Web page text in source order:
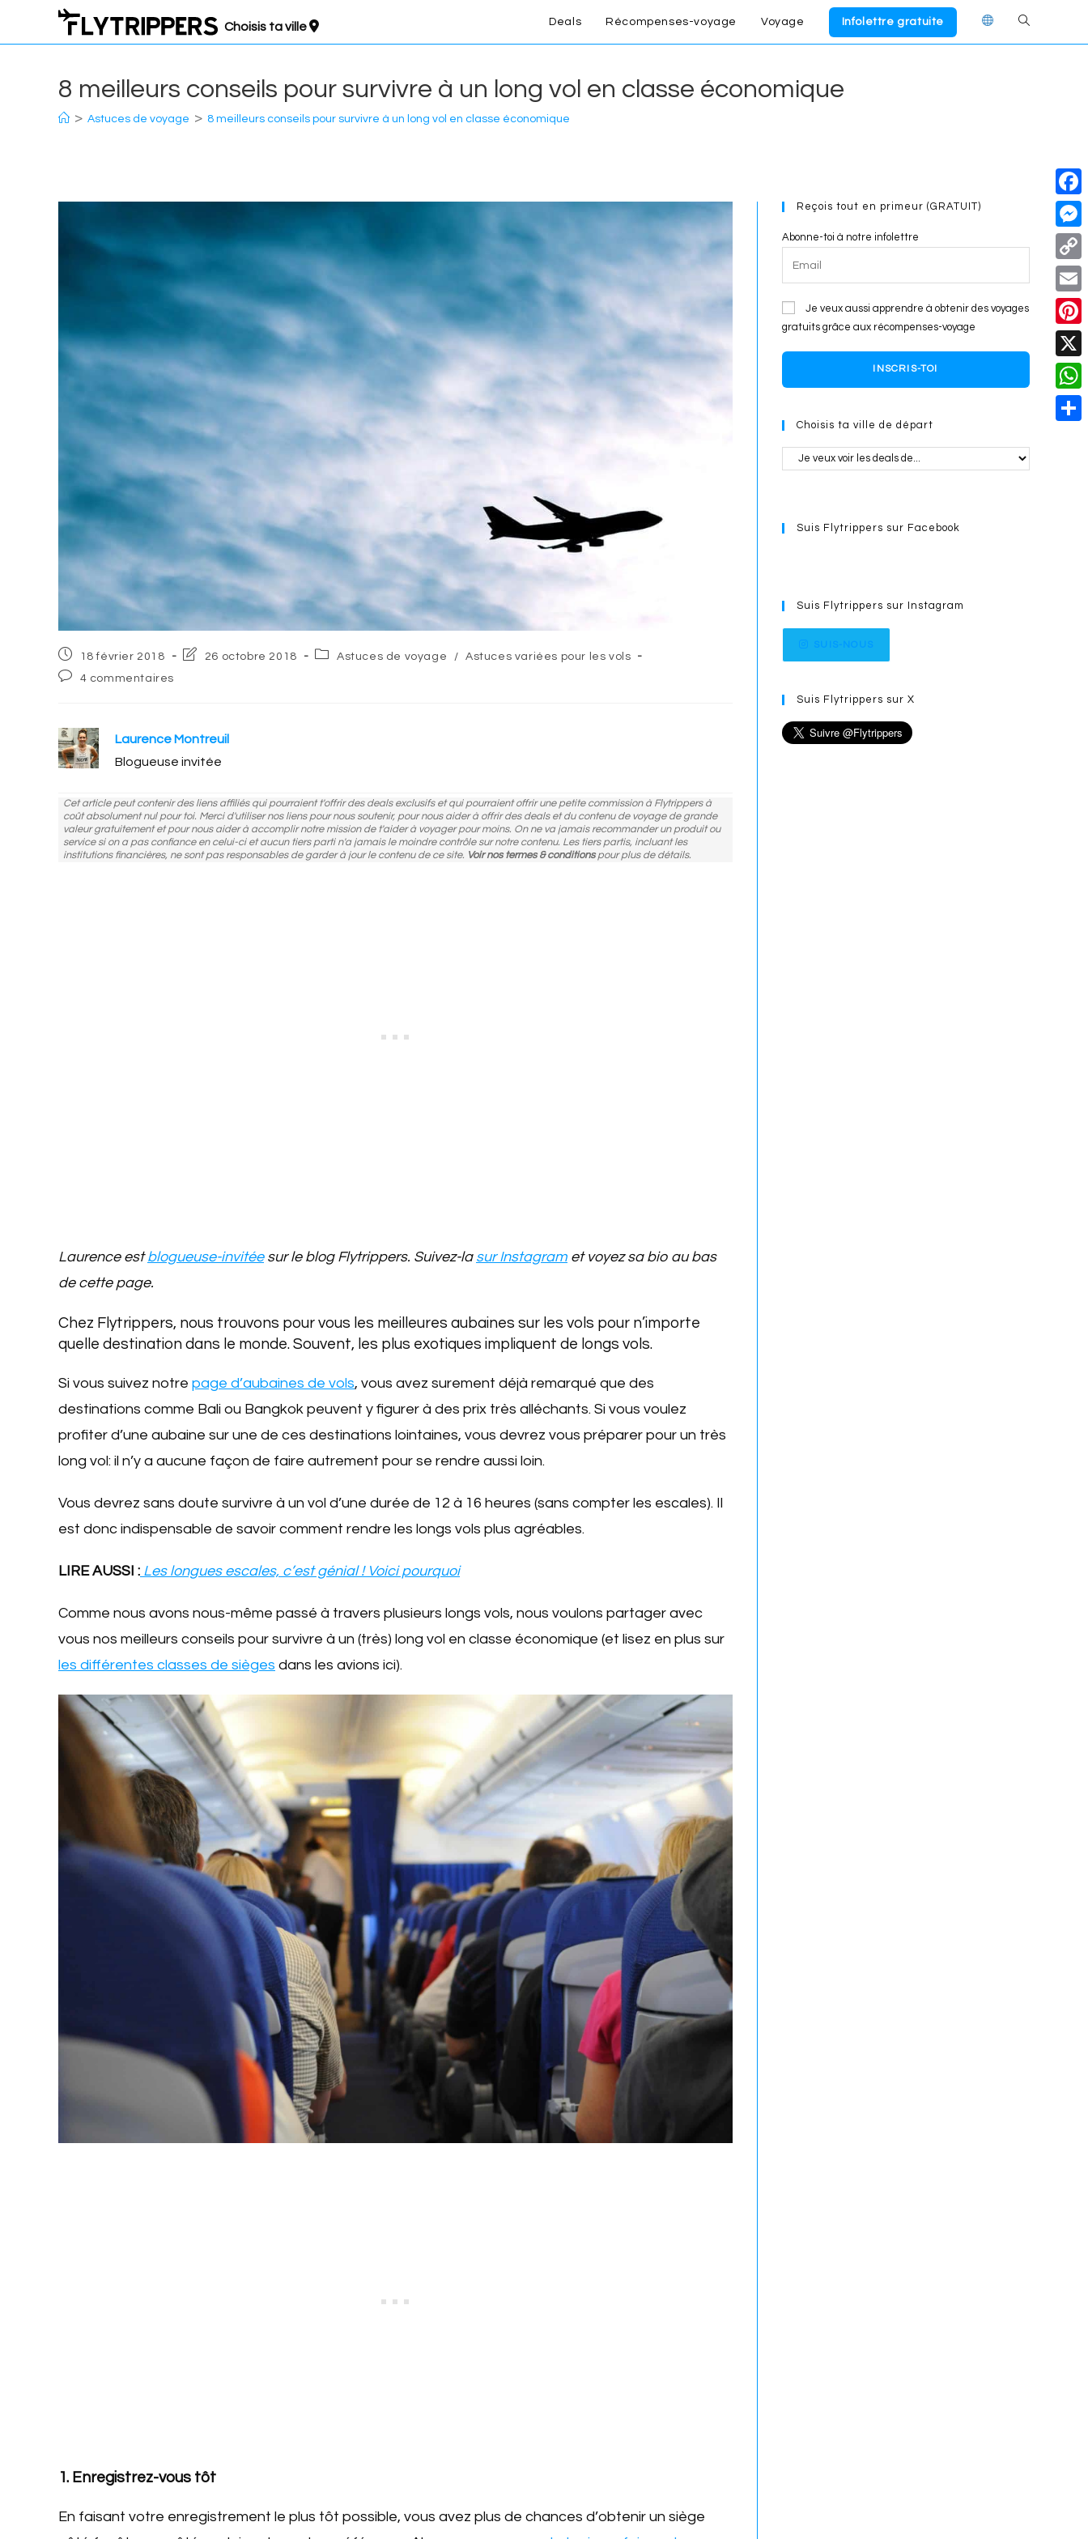
Choisis ta ville Deals Récompenses-voyage Voyage Infolettre gratuite Toggle
8 meilleurs conseils pour survivre à un long vol en classe économique
> Astuces de voyage > 8 meilleurs conseils pour survivre à un long vol en classe économique
Post
published:
18 février 2018
Post26 octobre 2018
PostAstuces de voyage /
Astuces variées pour les vols
Post4 commentaires
Laurence Montreuil
Blogueuse invitée
Cet article peut contenir des liens affiliés qui pourraient t'offrir des deals exclusifs et qui pourraient offrir une petite commission à Flytrippers à
coût absolument nul pour toi. Merci d'utiliser nos liens pour nous soutenir, pour nous aider à offrir des deals et du contenu de voyage de grande
valeur gratuitement et pour nous aider à accomplir notre mission de t'aider à voyager pour moins. On ne va jamais recommander un produit ou
service si on a pas confiance en celui-ci et aucun tiers parti n'a jamais le moindre contrôle sur notre contenu. Les tiers partis, incluant les
institutions financières, ne sont pas responsables de garder à jour le contenu de ce site. Voir nos termes & conditionspour plus de détails.
Laurence estblogueuse-invitéesur le blog Flytrippers. Suivez-la sur Instagram et voyez sa bio au bas
de cette page.
Chez Flytrippers, nous trouvons pour vous les meilleures aubaines sur les vols pour n’importe
quelle destination dans le monde. Souvent, les plus exotiques impliquent de longs vols.
Si vous suivez notre page d’aubaines de vols, vous avez surement déjà remarqué que des
destinations comme Bali ou Bangkok peuvent y figurer à des prix très alléchants. Si vous voulez
profiter d’une aubaine sur une de ces destinations lointaines, vous devrez vous préparer pour un très
long vol: il n’y a aucune façon de faire autrement pour se rendre aussi loin.
Vous devrez sans doute survivre à un vol d’une durée de 12 à 16 heures (sans compter les escales). Il
est donc indispensable de savoir comment rendre les longs vols plus agréables.
LIRE AUSSI : Les longues escales, c’est génial ! Voici pourquoi
Comme nous avons nous-même passé à travers plusieurs longs vols, nous voulons partager avec
vous nos meilleurs conseils pour survivre à un (très) long vol en classe économique (et lisez en plus sur
les différentes classes de sièges dans les avions ici).
1. Enregistrez-vous tôt
En faisant votre enregistrement le plus tôt possible, vous avez plus de chances d’obtenir un siège
Reçois tout en primeur (GRATUIT)
Abonne-toi à notre infolettre
Je veux aussi apprendre à obtenir des voyages
gratuits grâce aux récompenses-voyage
INSCRIS-TOI
Choisis ta ville de départ
Suis Flytrippers sur Facebook
Suis Flytrippers sur Instagram
Suis Flytrippers sur X
F
a
c
e
b
o
o
k
M
e
s
s
e
n
g
e
C
o
p
y
L
i
E
m
a
P
i
n
X
W